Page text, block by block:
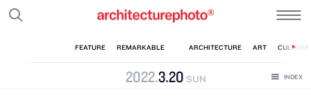
2022.3.20 SUN